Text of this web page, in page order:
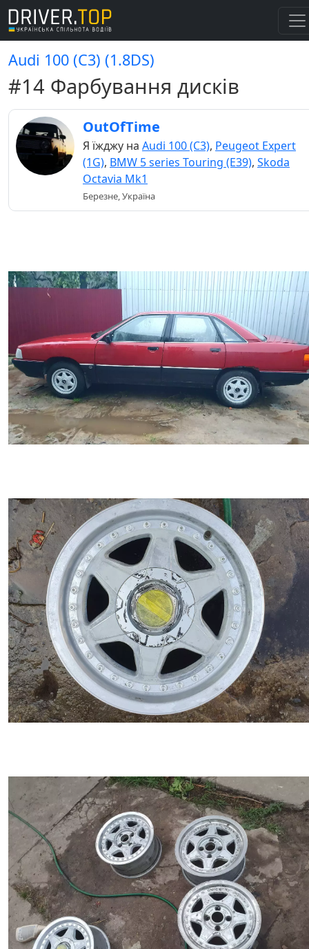
Audi 100 (C3) (1.8DS)
#14 Фарбування дисків
OutOfTime
Я їжджу на Audi 100 (C3), Peugeot Expert
(1G), BMW 5 series Touring (E39), Skoda
Octavia Mk1
Березне, Україна